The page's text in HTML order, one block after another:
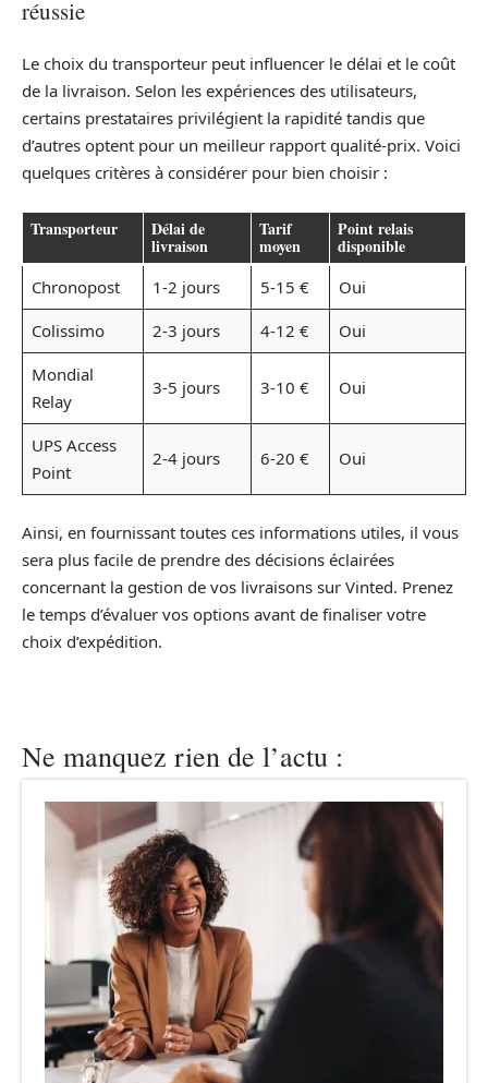
réussie
Le choix du transporteur peut influencer le délai et le coût
de la livraison. Selon les expériences des utilisateurs,
certains prestataires privilégient la rapidité tandis que
d’autres optent pour un meilleur rapport qualité-prix. Voici
quelques critères à considérer pour bien choisir :
Transporteur Délai de
livraison
Tarif
moyen
Point relais
disponible
Chronopost 1-2 jours 5-15 €
Oui
Colissimo
2-3 jours 4-12 €
Oui
Mondial
Relay
3-5 jours 3-10 € Oui
UPS Access
Point
2-4 jours 6-20 € Oui
Ainsi, en fournissant toutes ces informations utiles, il vous
sera plus facile de prendre des décisions éclairées
concernant la gestion de vos livraisons sur Vinted. Prenez
le temps d’évaluer vos options avant de finaliser votre
choix d’expédition.
Ne manquez rien de l’actu :